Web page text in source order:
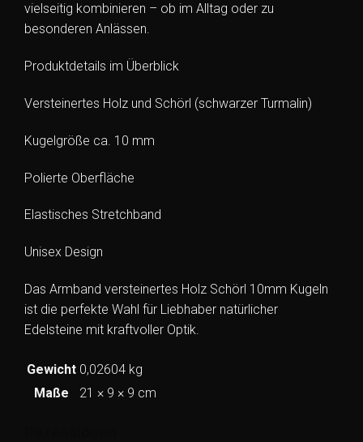
vielseitig kombinieren – ob im Alltag oder zu
besonderen Anlässen.
Produktdetails im Überblick
Versteinertes Holz und Schörl (schwarzer Turmalin)
Kugelgröße ca. 10 mm
Polierte Oberfläche
Elastisches Stretchband
Unisex Design
Das Armband versteinertes Holz Schörl 10mm Kugeln
ist die perfekte Wahl für Liebhaber natürlicher
Edelsteine mit kraftvoller Optik.
Gewicht 0,02604 kg
Maße
21 × 9 × 9 cm